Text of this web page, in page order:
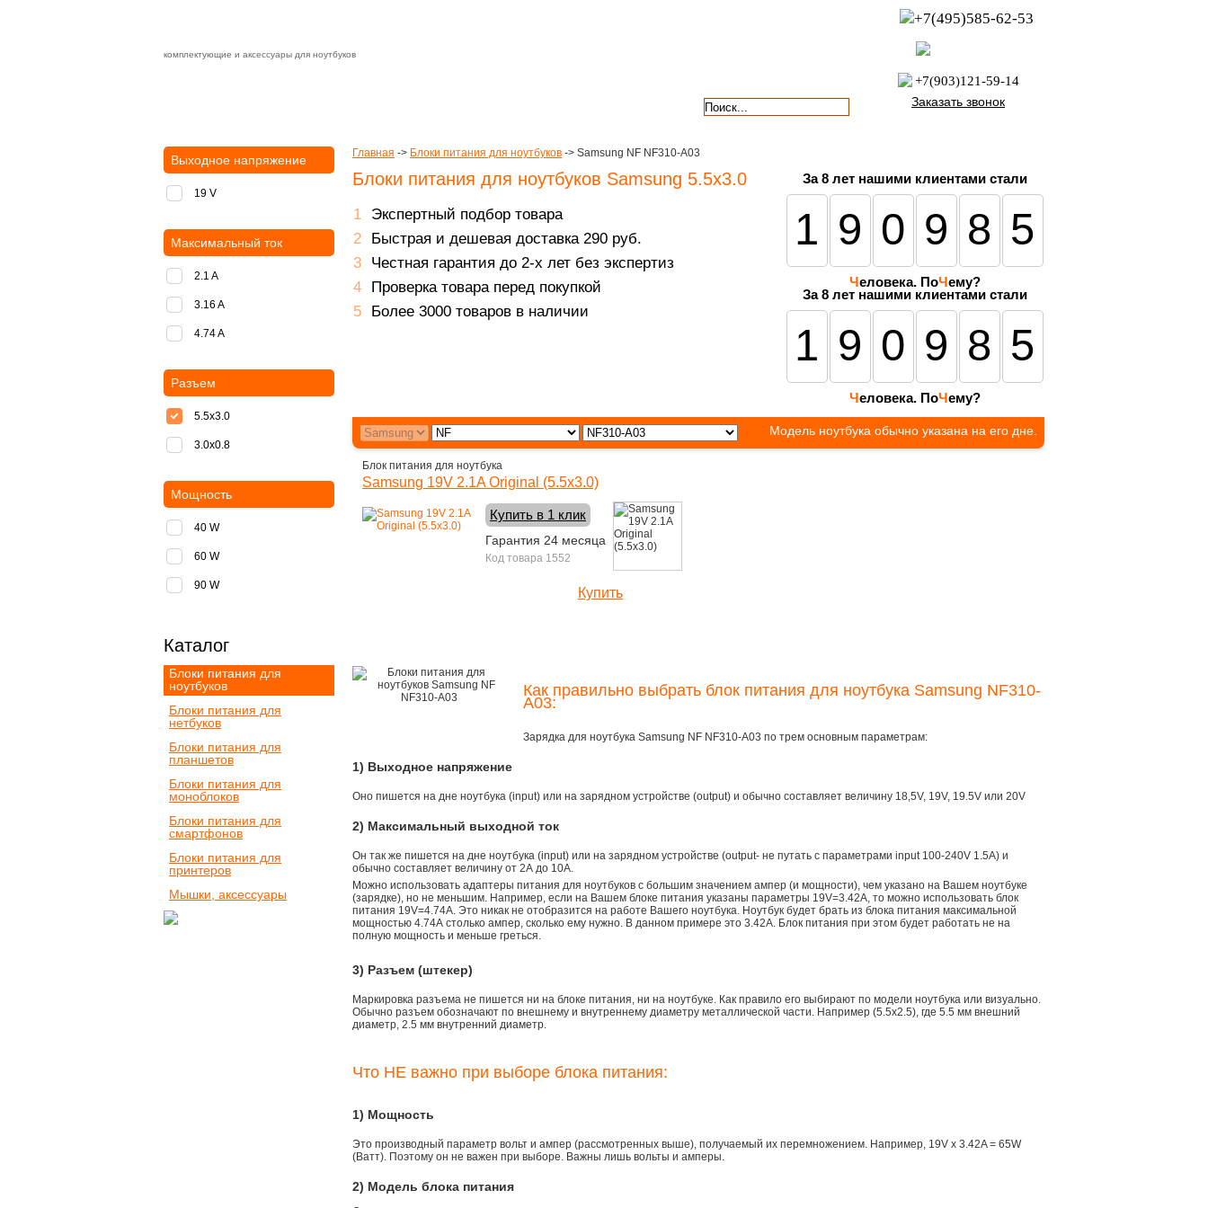
комплектующие и аксессуары для ноутбуков
+7(495)585-62-53
+7(903)121-59-14
Заказать звонок
Главная -> Блоки питания для ноутбуков -> Samsung NF NF310-A03
За8 лет нашими клиентами стали
190985
Человека. ПоЧему?
Блоки питания для ноутбуков Samsung 5.5x3.0
Экспертный подбор товара
Быстрая и дешевая доставка 290 руб.
Честная гарантия до 2-х лет без экспертиз
Проверка товара перед покупкой
Более 3000 товаров в наличии
За 8 лет нашими клиентами стали
190985
Человека. ПоЧему?
Модель ноутбука обычно указана на его дне.
Блок питания для ноутбука
Samsung 19V 2.1A Original (5.5x3.0)
Купить в 1 клик
Гарантия 24 месяца
Код товара 1552
Купить
Как правильно выбрать блок питания для ноутбука Samsung NF310-
A03:
Зарядка для ноутбука Samsung NF NF310-A03 по трем основным параметрам:
1) Выходное напряжение
Оно пишется на дне ноутбука (input) или на зарядном устройстве (output) и обычно составляет величину 18,5V, 19V, 19.5V или 20V
2) Максимальный выходной ток
Он так же пишется на дне ноутбука (input) или на зарядном устройстве (output- не путать с параметрами input 100-240V 1.5A) и
обычно составляет величину от 2А до 10A.
Можно использовать адаптеры питания для ноутбуков с большим значением ампер (и мощности), чем указано на Вашем ноутбуке
(зарядке), но не меньшим. Например, если на Вашем блоке питания указаны параметры 19V=3.42A, то можно использовать блок
питания 19V=4.74A. Это никак не отобразится на работе Вашего ноутбука. Ноутбук будет брать из блока питания максимальной
мощностью 4.74А столько ампер, сколько ему нужно. В данном примере это 3.42А. Блок питания при этом будет работать не на
полную мощность и меньше греться.
3) Разъем (штекер)
Маркировка разъема не пишется ни на блоке питания, ни на ноутбуке. Как правило его выбирают по модели ноутбука или визуально.
Обычно разъем обозначают по внешнему и внутреннему диаметру металлической части. Например (5.5x2.5), где 5.5 мм внешний
диаметр, 2.5 мм внутренний диаметр.
Что НЕ важно при выборе блока питания:
1) Мощность
Это производный параметр вольт и ампер (рассмотренных выше), получаемый их перемножением. Например, 19V x 3.42A = 65W
(Ватт). Поэтому он не важен при выборе. Важны лишь вольты и амперы.
2) Модель блока питания
Выходное напряжение
19 V
Максимальный ток
2.1 A
3.16 A
4.74 A
Разъем
5.5x3.0
3.0x0.8
Мощность
40 W
60 W
90 W
Каталог
Блоки питания для
ноутбуков
Блоки питания для
нетбуков
Блоки питания для
планшетов
Блоки питания для
моноблоков
Блоки питания для
смартфонов
Блоки питания для
принтеров
Мышки, аксессуары